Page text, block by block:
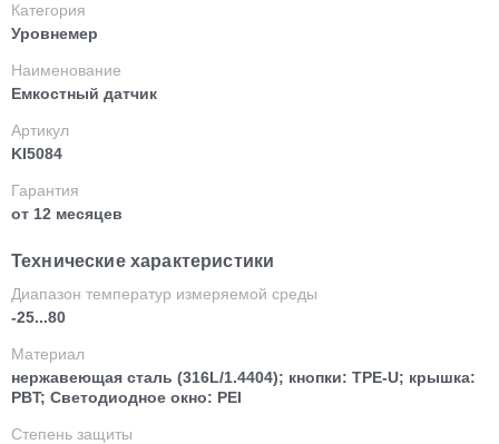
Категория
Уровнемер
Наименование
Емкостный датчик
Артикул
KI5084
Гарантия
от 12 месяцев
Технические характеристики
Диапазон температур измеряемой среды
-25...80
Материал
нержавеющая сталь (316L/1.4404); кнопки: TPE-U; крышка:
PBT; Светодиодное окно: PEI
Степень защиты